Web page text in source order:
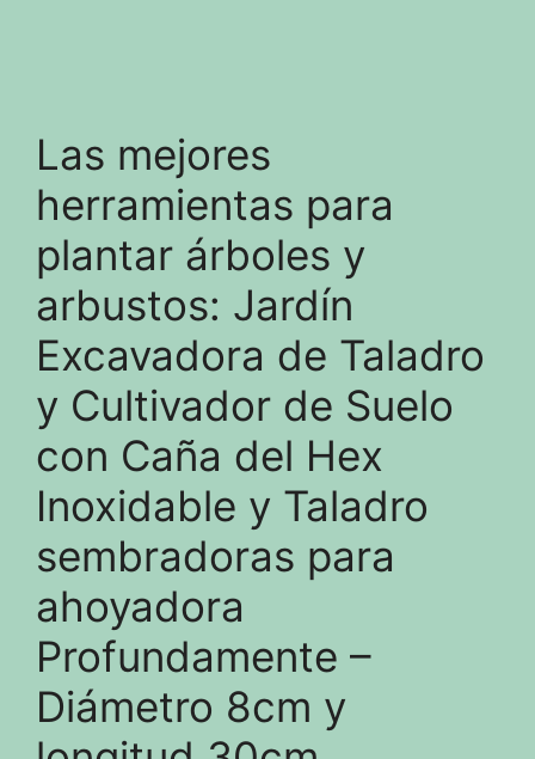
Las mejores
herramientas para
plantar árboles y
arbustos: Jardín
Excavadora de Taladro
y Cultivador de Suelo
con Caña del Hex
Inoxidable y Taladro
sembradoras para
ahoyadora
Profundamente –
Diámetro 8cm y